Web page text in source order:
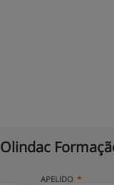
Olindac
APELIDO